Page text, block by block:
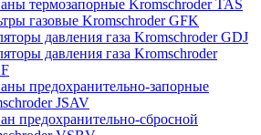
термозапорные Kromschroder TAS
газовые Kromschroder GFK
давления газа Kromschroder GDJ
давления газа Kromschroder
предохранительно-запорные
JSAV
предохранительно-сбросной